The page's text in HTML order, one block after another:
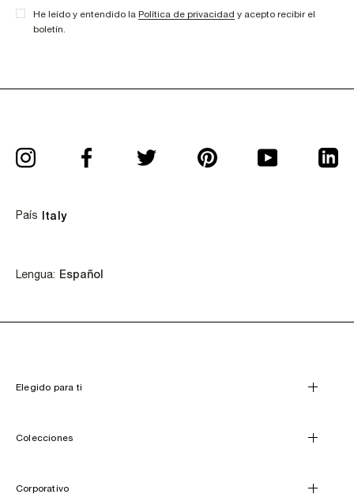
País Italy
Lengua: Idioma
Español
He leído y entendido la Política de privacidad y acepto recibir el
boletín.
Elegido para ti
Colecciones
Corporativo